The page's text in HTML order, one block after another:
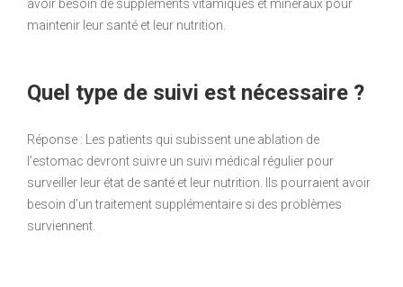
avoir besoin de suppléments vitamiques et minéraux pour
maintenir leur santé et leur nutrition.
Quel type de suivi est nécessaire ?
Réponse : Les patients qui subissent une ablation de
l’estomac devront suivre un suivi médical régulier pour
surveiller leur état de santé et leur nutrition. Ils pourraient avoir
besoin d’un traitement supplémentaire si des problèmes
surviennent.